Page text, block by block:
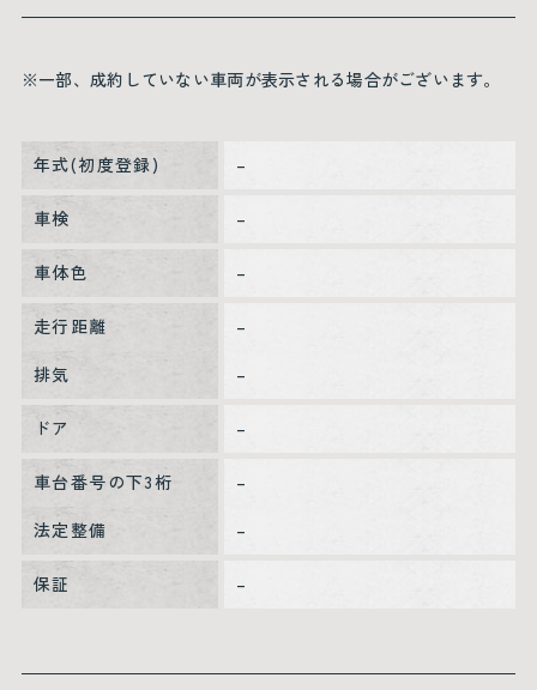
※一部、成約していない車両が表示される場合がございます。
年式(初度登録) –
車検 –
車体色 –
走行距離
–
排気
–
ドア –
車台番号の下3桁
–
法定整備
–
保証 –